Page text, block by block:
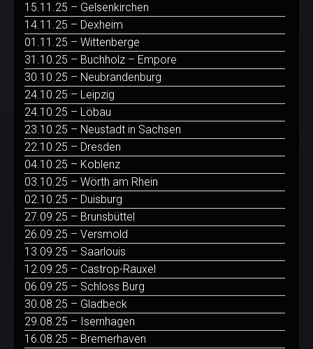
15.11.25 – Gelsenkirchen
14.11.25 – Dexheim
01.11.25 – Wittenberge
31.10.25 – Buchholz – Empore
30.10.25 – Neubrandenburg
24.10.25 – Leipzig
24.10.25 – Löbau
23.10.25 – Neustadt in Sachsen
22.10.25 – Dresden
04.10.25 – Koblenz
03.10.25 – Wörth am Rhein
02.10.25 – Duisburg
27.09.25 – Brunsbüttel
26.09.25 – Versmold
13.09.25 – Saarlouis
12.09.25 – Castrop-Rauxel
06.09.25 – Schloss Burg
30.08.25 – Gladbeck
29.08.25 – Isernhagen
16.08.25 – Bremerhaven